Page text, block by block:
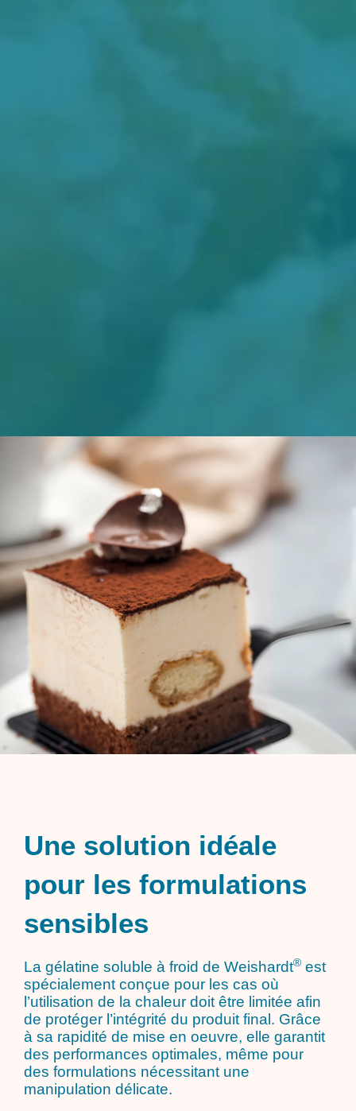
Une solution idéale
pour les formulations
sensibles
La gélatine soluble à froid de Weishardt® est
spécialement conçue pour les cas où
l’utilisation de la chaleur doit être limitée afin
de protéger l’intégrité du produit final. Grâce
à sa rapidité de mise en oeuvre, elle garantit
des performances optimales, même pour
des formulations nécessitant une
manipulation délicate.